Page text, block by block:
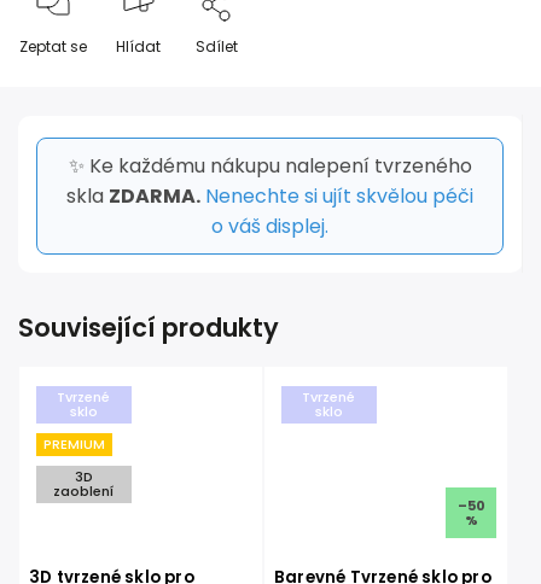
Zeptat se Hlídat Sdílet
✨ Ke každému nákupu nalepení tvrzeného
skla ZDARMA. Nenechte si ujít skvělou péči
o váš displej.
Související produkty
Tvrzené
sklo
PREMIUM
3D
zaoblení
3D tvrzené sklo pro
Tvrzené
sklo
–50
%
Barevné Tvrzené sklo pro